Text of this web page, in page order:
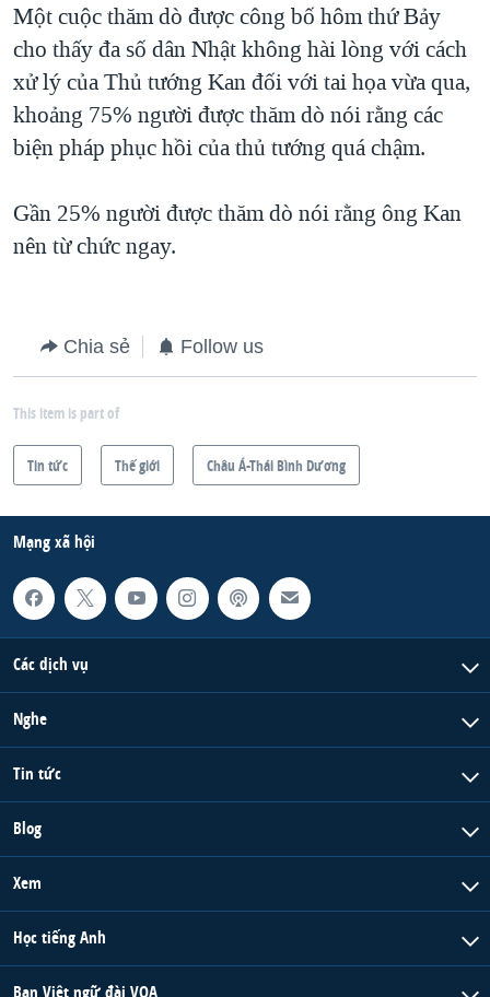
Một cuộc thăm dò được công bố hôm thứ Bảy
cho thấy đa số dân Nhật không hài lòng với cách
xử lý của Thủ tướng Kan đối với tai họa vừa qua,
khoảng 75% người được thăm dò nói rằng các
biện pháp phục hồi của thủ tướng quá chậm.
Gần 25% người được thăm dò nói rằng ông Kan
nên từ chức ngay.
Chia sẻ Follow us
This item is part of
Tin tức Thế giới Châu Á-Thái Bình Dương
Mạng xã hội
Các dịch vụ
Nghe
Tin tức
Blog
Xem
Học tiếng Anh
Ban Việt ngữ đài VOA